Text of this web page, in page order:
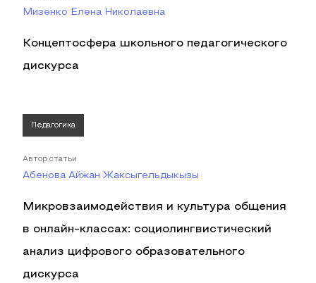
Мизенко Елена Николаевна
Концептосфера школьного педагогического
дискурса
Педагогика
Автор статьи
Абенова Айжан Жаксыгельдыкызы
Микровзаимодействия и культура общения
в онлайн-классах: социолингвистический
анализ цифрового образовательного
дискурса